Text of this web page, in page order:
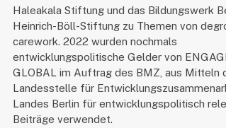
Haleakala Stiftung und das Bildungswerk
Heinrich-Böll-Stiftung zu Themen von
carework. 2022 wurden nochmals
entwicklungspolitische Gelder von
GLOBAL im Auftrag des BMZ, aus Mitteln
Landesstelle für
Landes Berlin für entwicklungspolitisch
Beiträge verwendet.